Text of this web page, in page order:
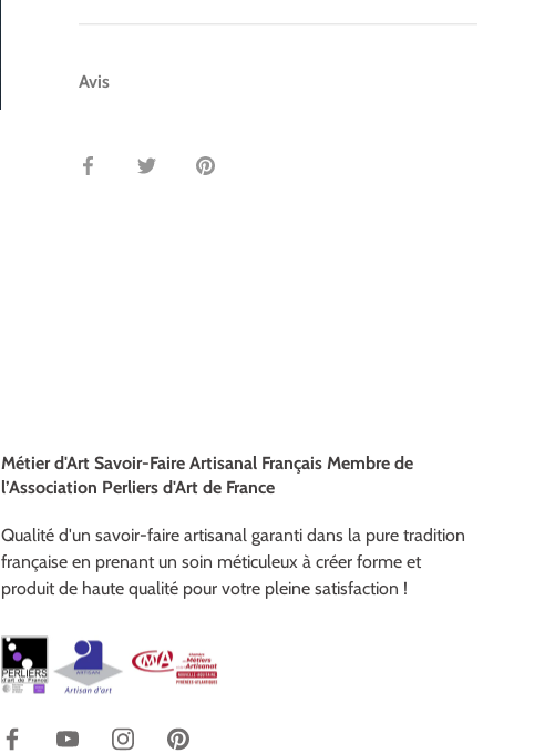
Avis
PartagerTweeterÉpingler
Métier d'Art Savoir-Faire Artisanal Français Membre de
l’Association Perliers d'Art de France
Qualité d'un savoir-faire artisanal garanti dans la pure tradition
française en prenant un soin méticuleux à créer forme et
produit de haute qualité pour votre pleine satisfaction !